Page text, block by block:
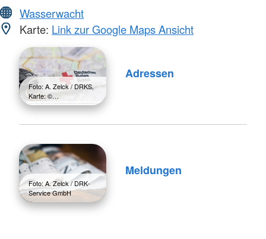
Wasserwacht
Karte: Link zur Google Maps Ansicht
Foto: A. Zelck / DRKS,
Karte: ©…
Adressen
Foto: A. Zelck / DRK-
Service GmbH
Meldungen